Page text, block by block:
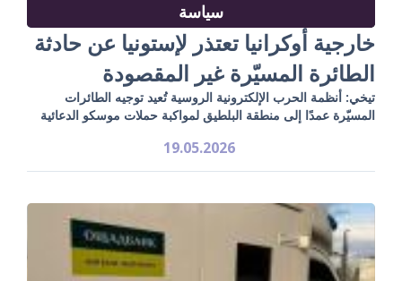
سياسة
خارجية أوكرانيا تعتذر لإستونيا عن حادثة
الطائرة المسيّرة غير المقصودة
تيخي: أنظمة الحرب الإلكترونية الروسية تُعيد توجيه الطائرات
المسيّرة عمدًا إلى منطقة البلطيق لمواكبة حملات موسكو الدعائية
19.05.2026